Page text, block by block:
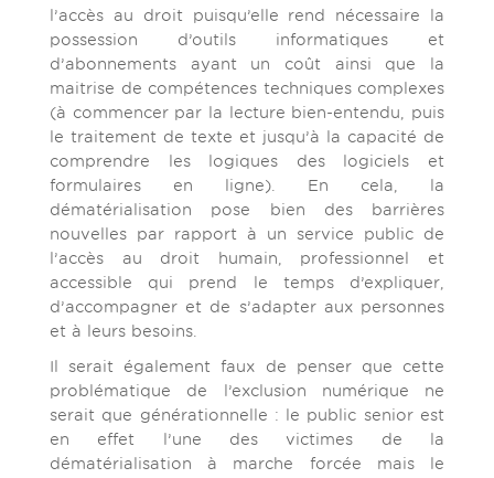
l’accès au droit puisqu’elle rend nécessaire la
possession d’outils informatiques et
d’abonnements ayant un coût ainsi que la
maitrise de compétences techniques complexes
(à commencer par la lecture bien-entendu, puis
le traitement de texte et jusqu’à la capacité de
comprendre les logiques des logiciels et
formulaires en ligne). En cela, la
dématérialisation pose bien des barrières
nouvelles par rapport à un service public de
l’accès au droit humain, professionnel et
accessible qui prend le temps d’expliquer,
d’accompagner et de s’adapter aux personnes
et à leurs besoins.
Il serait également faux de penser que cette
problématique de l’exclusion numérique ne
serait que générationnelle : le public senior est
en effet l’une des victimes de la
dématérialisation à marche forcée mais le